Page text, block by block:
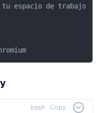
espacio de trabajo de
bash Copy